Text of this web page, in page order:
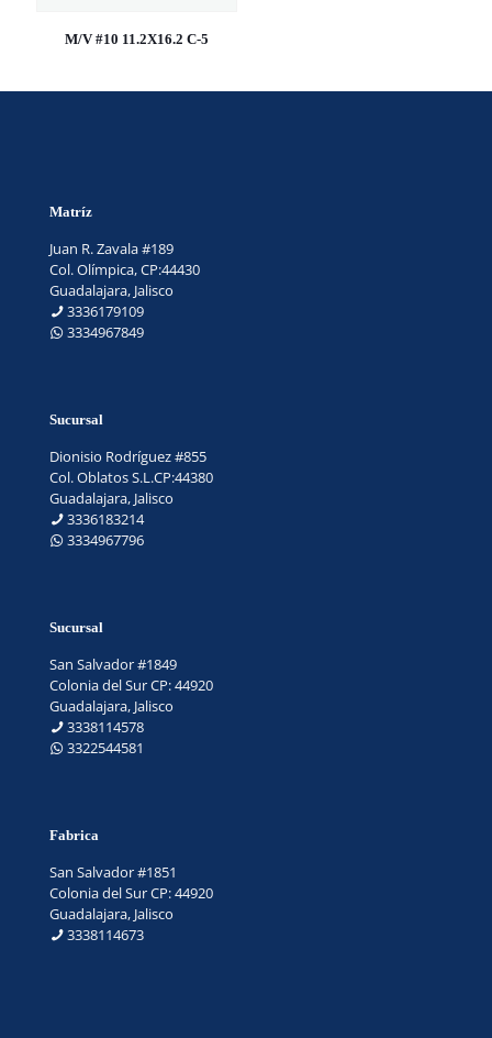
M/V #10 11.2X16.2 C-5
Matríz
Juan R. Zavala #189
Col. Olímpica, CP:44430
Guadalajara, Jalisco
3336179109
3334967849
Sucursal
Dionisio Rodríguez #855
Col. Oblatos S.L.CP:44380
Guadalajara, Jalisco
3336183214
3334967796
Sucursal
San Salvador #1849
Colonia del Sur CP: 44920
Guadalajara, Jalisco
3338114578
3322544581
Fabrica
San Salvador #1851
Colonia del Sur CP: 44920
Guadalajara, Jalisco
3338114673